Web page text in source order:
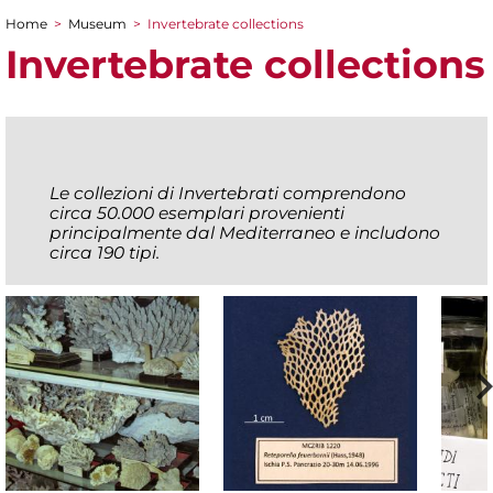
You are here
Home > Museum > Invertebrate collections
Invertebrate collections
Le collezioni di Invertebrati comprendono
circa 50.000 esemplari provenienti
principalmente dal Mediterraneo e includono
circa 190 tipi.